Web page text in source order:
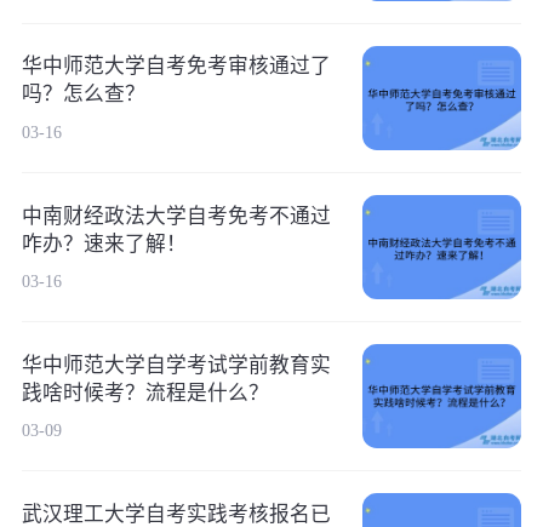
华中师范大学自考免考审核通过了
吗？怎么查？
03-16
中南财经政法大学自考免考不通过
咋办？速来了解！
03-16
华中师范大学自学考试学前教育实
践啥时候考？流程是什么？
03-09
武汉理工大学自考实践考核报名已